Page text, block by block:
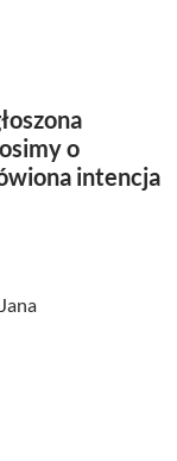
o
intencja